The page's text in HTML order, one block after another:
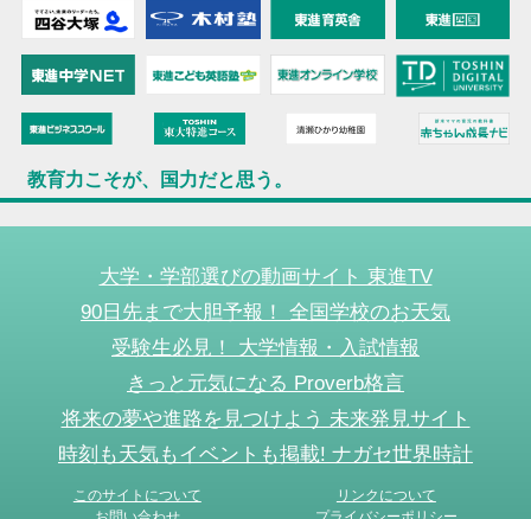
教育力こそが、国力だと思う。
大学・学部選びの動画サイト 東進TV
90日先まで大胆予報！ 全国学校のお天気
受験生必見！ 大学情報・入試情報
きっと元気になる Proverb格言
将来の夢や進路を見つけよう 未来発見サイト
時刻も天気もイベントも掲載! ナガセ世界時計
このサイトについて
リンクについて